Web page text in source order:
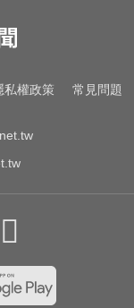
彈
3名
私權政策 常見問題